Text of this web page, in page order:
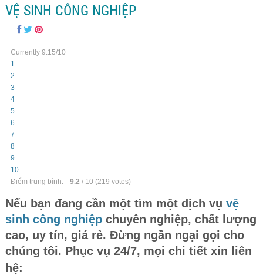
VỆ SINH CÔNG NGHIỆP
Currently 9.15/10
1
2
3
4
5
6
7
8
9
10
Điểm trung bình:
9.2 / 10 (219 votes)
Nếu bạn đang cần một tìm một dịch vụ vệ
sinh công nghiệpchuyên nghiệp, chất lượng
cao, uy tín, giá rẻ. Đừng ngần ngại gọi cho
chúng tôi. Phục vụ 24/7, mọi chi tiết xin liên
hệ: